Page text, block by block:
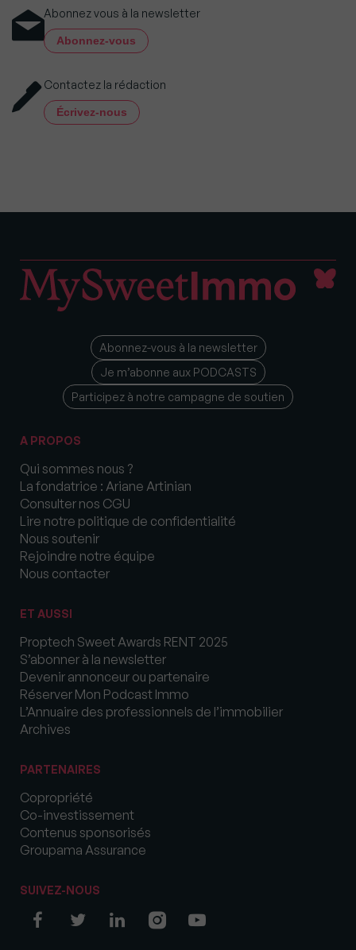
Abonnez vous à la newsletter
Abonnez-vous
Contactez la rédaction
Écrivez-nous
Abonnez-vous à la newsletter
Je m’abonne aux PODCASTS
Participez à notre campagne de soutien
A PROPOS
Qui sommes nous ?
La fondatrice : Ariane Artinian
Consulter nos CGU
Lire notre politique de confidentialité
Nous soutenir
Rejoindre notre équipe
Nous contacter
ET AUSSI
Proptech Sweet Awards RENT 2025
S’abonner à la newsletter
Devenir annonceur ou partenaire
Réserver Mon Podcast Immo
L’Annuaire des professionnels de l’immobilier
Archives
PARTENAIRES
Copropriété
Co-investissement
Contenus sponsorisés
Groupama Assurance
SUIVEZ-NOUS